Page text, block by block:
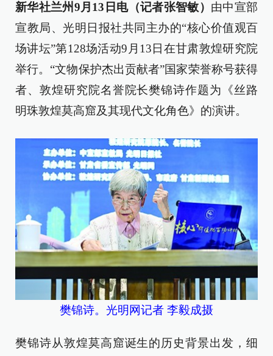
新华社兰州9月13日电（记者张智敏） 由中宣部
宣教局、光明日报社共同主办的“核心价值观百
场讲坛”第128场活动9月13日在甘肃敦煌研究院
举行。“文物保护杰出贡献者”国家荣誉称号获得
者、敦煌研究院名誉院长樊锦诗作题为《丝路
明珠敦煌莫高窟及其现代文化角色》的演讲。
樊锦诗。光明网记者 李毅成摄
樊锦诗从敦煌莫高窟诞生的历史背景出发，细